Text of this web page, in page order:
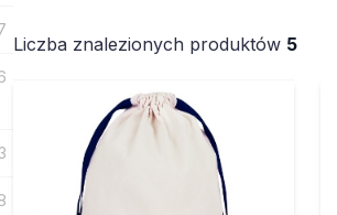
Liczba znalezionych produktów 5